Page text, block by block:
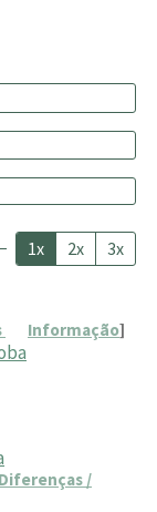
1x 2x 3x
Informação]
Diferenças /